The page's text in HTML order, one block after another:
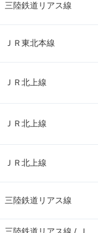
三陸鉄道リアス線
ＪＲ東北本線
ＪＲ北上線
ＪＲ北上線
ＪＲ北上線
三陸鉄道リアス線